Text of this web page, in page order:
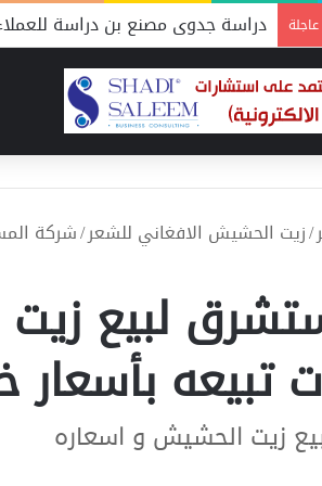
عاجلة دراسة جدوى مصنع بن دراسة
/زيت الحشيش الافغاني للشعر/شركة
لبيع
بأسعار
زيت الحشيش و اسعاره